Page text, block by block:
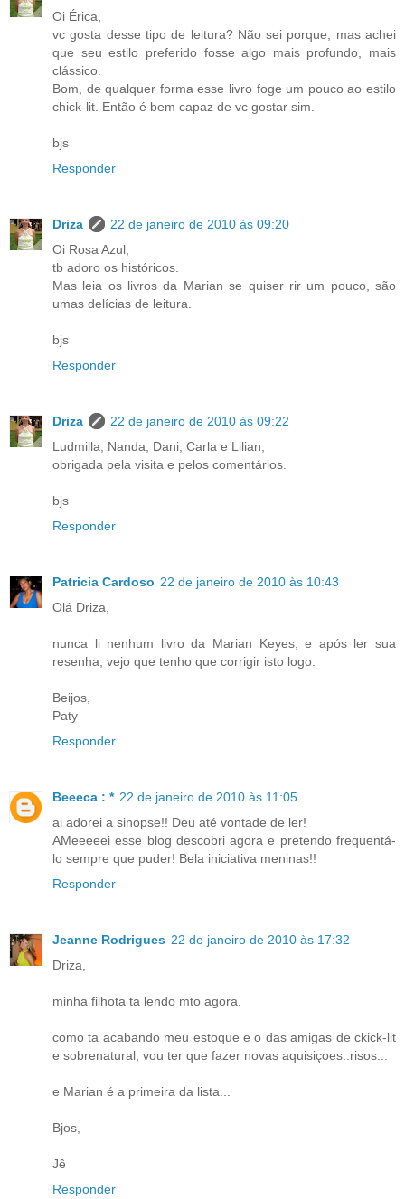
Oi Érica,
vc gosta desse tipo de leitura? Não sei porque, mas achei
que seu estilo preferido fosse algo mais profundo, mais
clássico.
Bom, de qualquer forma esse livro foge um pouco ao estilo
chick-lit. Então é bem capaz de vc gostar sim.
bjs
Responder
Driza
22 de janeiro de 2010 às 09:20
Oi Rosa Azul,
tb adoro os históricos.
Mas leia os livros da Marian se quiser rir um pouco, são
umas delícias de leitura.
bjs
Responder
Driza
22 de janeiro de 2010 às 09:22
Ludmilla, Nanda, Dani, Carla e Lilian,
obrigada pela visita e pelos comentários.
bjs
Responder
Patricia Cardoso 22 de janeiro de 2010 às 10:43
Olá Driza,
nunca li nenhum livro da Marian Keyes, e após ler sua
resenha, vejo que tenho que corrigir isto logo.
Beijos,
Paty
Responder
Beeeca : * 22 de janeiro de 2010 às 11:05
ai adorei a sinopse!! Deu até vontade de ler!
AMeeeeei esse blog descobri agora e pretendo frequentá-
lo sempre que puder! Bela iniciativa meninas!!
Responder
Jeanne Rodrigues 22 de janeiro de 2010 às 17:32
Driza,
minha filhota ta lendo mto agora.
como ta acabando meu estoque e o das amigas de ckick-lit
e sobrenatural, vou ter que fazer novas aquisiçoes..risos...
e Marian é a primeira da lista...
Bjos,
Jê
Responder